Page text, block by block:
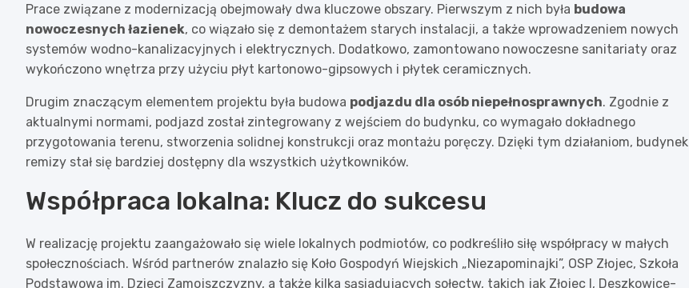
Prace związane z modernizacją obejmowały dwa kluczowe obszary. Pierwszym z nich była budowa
nowoczesnych łazienek, co wiązało się z demontażem starych instalacji, a także wprowadzeniem nowych
systemów wodno-kanalizacyjnych i elektrycznych. Dodatkowo, zamontowano nowoczesne sanitariaty oraz
wykończono wnętrza przy użyciu płyt kartonowo-gipsowych i płytek ceramicznych.
Drugim znaczącym elementem projektu była budowa podjazdu dla osób niepełnosprawnych. Zgodnie z
aktualnymi normami, podjazd został zintegrowany z wejściem do budynku, co wymagało dokładnego
przygotowania terenu, stworzenia solidnej konstrukcji oraz montażu poręczy. Dzięki tym działaniom, budynek
remizy stał się bardziej dostępny dla wszystkich użytkowników.
Współpraca lokalna: Klucz do sukcesu
W realizację projektu zaangażowało się wiele lokalnych podmiotów, co podkreśliło siłę współpracy w małych
społecznościach. Wśród partnerów znalazło się Koło Gospodyń Wiejskich „Niezapominajki”, OSP Złojec, Szkoła
Podstawowa im. Dzieci Zamojszczyzny, a także kilka sąsiadujących sołectw, takich jak Złojec I, Deszkowice-